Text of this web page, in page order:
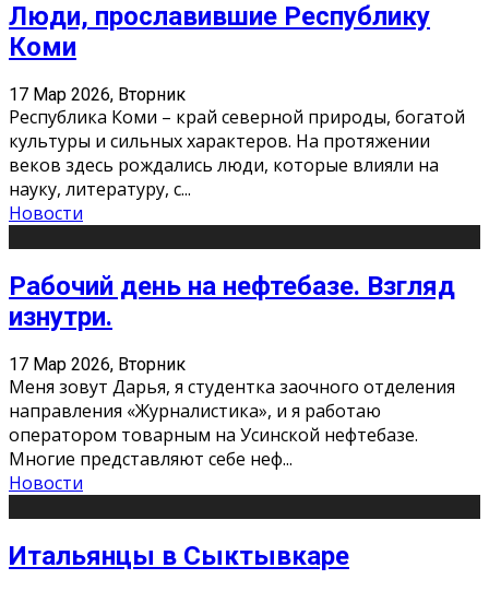
Люди, прославившие Республику
Коми
17 Мар 2026, Вторник
Республика Коми – край северной природы, богатой
культуры и сильных характеров. На протяжении
веков здесь рождались люди, которые влияли на
науку, литературу, с...
Новости
Рабочий день на нефтебазе. Взгляд
изнутри.
17 Мар 2026, Вторник
Меня зовут Дарья, я студентка заочного отделения
направления «Журналистика», и я работаю
оператором товарным на Усинской нефтебазе.
Многие представляют себе неф...
Новости
Итальянцы в Сыктывкаре